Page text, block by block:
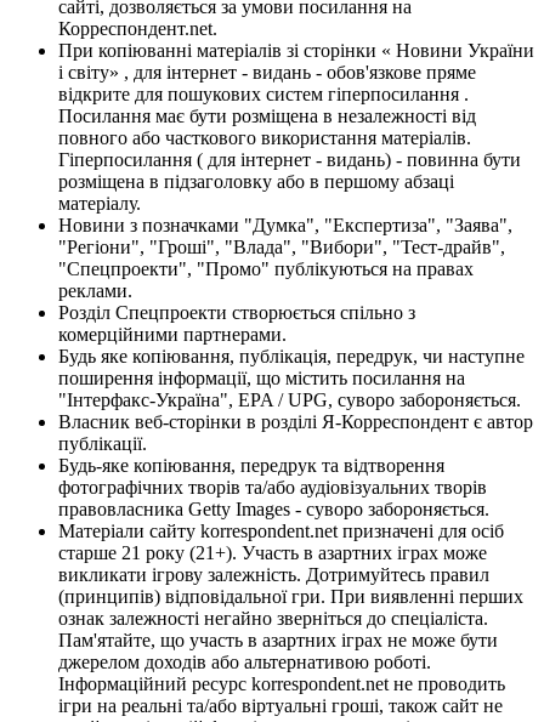
сайті, дозволяється за умови посилання на
Корреспондент.net.
При копіюванні матеріалів зі сторінки « Новини України
і світу» , для інтернет - видань - обов'язкове пряме
відкрите для пошукових систем гіперпосилання .
Посилання має бути розміщена в незалежності від
повного або часткового використання матеріалів.
Гіперпосилання ( для інтернет - видань) - повинна бути
розміщена в підзаголовку або в першому абзаці
матеріалу.
Новини з позначками "Думка", "Експертиза", "Заява",
"Регіони", "Гроші", "Влада", "Вибори", "Тест-драйв",
"Спецпроекти", "Промо" публікуються на правах
реклами.
Розділ Спецпроекти створюється спільно з
комерційними партнерами.
Будь яке копіювання, публікація, передрук, чи наступне
поширення інформації, що містить посилання на
"Інтерфакс-Україна", EPA / UPG, суворо забороняється.
Власник веб-сторінки в розділі Я-Корреспондент є автор
публікації.
Будь-яке копіювання, передрук та відтворення
фотографічних творів та/або аудіовізуальних творів
правовласника Getty Images - суворо забороняється.
Матеріали сайту korrespondent.net призначені для осіб
старше 21 року (21+). Участь в азартних іграх може
викликати ігрову залежність. Дотримуйтесь правил
(принципів) відповідальної гри. При виявленні перших
ознак залежності негайно зверніться до спеціаліста.
Пам'ятайте, що участь в азартних іграх не може бути
джерелом доходів або альтернативою роботі.
Інформаційний ресурс korrespondent.net не проводить
ігри на реальні та/або віртуальні гроші, також сайт не